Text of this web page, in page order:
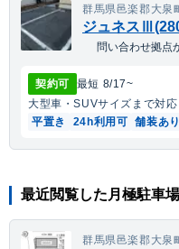
群馬県邑楽郡大泉
ジュネス
問い合わせ拠点
契約可 最短 8/17~
大型車・SUVサイズまで対応
平置き
24h利用可 舗装あり
最近閲覧した月極駐車場
群馬県邑楽郡大泉